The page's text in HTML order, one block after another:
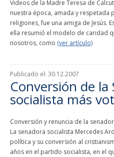
Videos de la Madre Teresa de
nuestra época, amada y respetada
religiones, fue una amiga de Jesús.
ella resumió el modelo de caridad
nosotros, como (ver artículo)
Publicado el: 30.12.2007
Conversión de la
socialista más
Conversión y renuncia de la
La senadora socialista Mercedes
política y su conversión al
años en el partido socialista, en el